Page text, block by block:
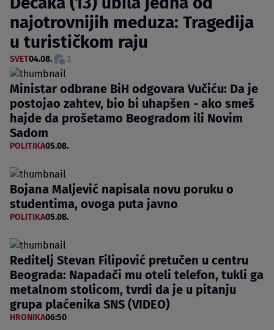
najotrovnijih meduza: Tragedija
u turističkom raju
SVET04.08. 2
Ministar odbrane BiH odgovara Vučiću: Da je
postojao zahtev, bio bi uhapšen - ako smeš
hajde da prošetamo Beogradom ili Novim
Sadom
POLITIKA05.08.
Bojana Maljević napisala novu poruku o
studentima, ovoga puta javno
POLITIKA05.08.
Reditelj Stevan Filipović pretučen u centru
Beograda: Napadači mu oteli telefon, tukli ga
metalnom stolicom, tvrdi da je u pitanju
grupa plaćenika SNS (VIDEO)
HRONIKA06:50